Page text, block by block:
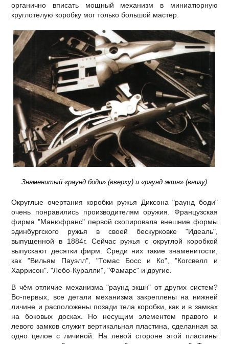
органично вписать мощный механизм в миниатюрную
круглотелую коробку мог только большой мастер.
Знаменитый «раунд боди» (вверху) и «раунд экшн» (внизу)
Округлые очертания коробки ружья Диксона "раунд боди"
очень понравились производителям оружия. Французская
фирма "Манюфранс" первой скопировала внешние формы
эдинбургского ружья в своей бескурковке "Идеаль",
выпущенной в 1884г. Сейчас ружья с округлой коробкой
выпускают десятки фирм. Среди них такие знаменитости,
как "Вильям Пауэлл", "Томас Босс и Ко", "Когсвелл и
Харрисон". "Лебо-Куралли", "Фамарс" и другие.
В чём отличие механизма "раунд экшн" от других систем?
Во-первых, все детали механизма закреплены на нижней
личине и расположены позади тела коробки, как и в замках
на боковых досках. Но несущим элементом правого и
левого замков служит вертикальная пластина, сделанная за
одно целое с личиной. На левой стороне этой пластины